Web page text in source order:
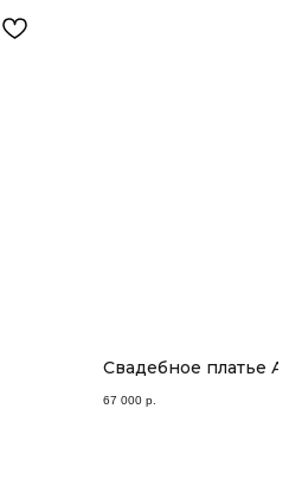
Свадебное платье
67 000 р.